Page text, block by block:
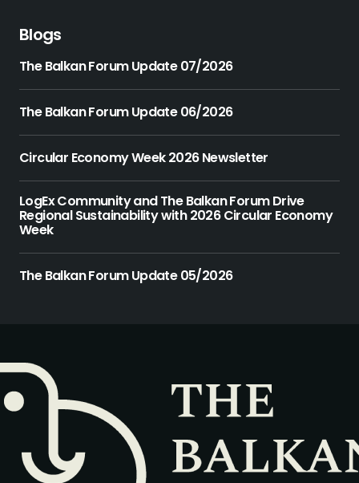
Blogs
The Balkan Forum Update 07/2026
The Balkan Forum Update 06/2026
Circular Economy Week 2026 Newsletter
LogEx Community and The Balkan Forum Drive
Regional Sustainability with 2026 Circular Economy
Week
The Balkan Forum Update 05/2026